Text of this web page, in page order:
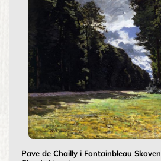
Pave de Chailly i Fontainbleau Skoven